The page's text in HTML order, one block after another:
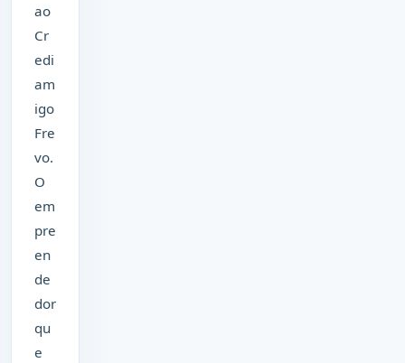
ao
Cr
edi
am
igo
Fre
vo.
O
em
pre
en
de
dor
qu
e